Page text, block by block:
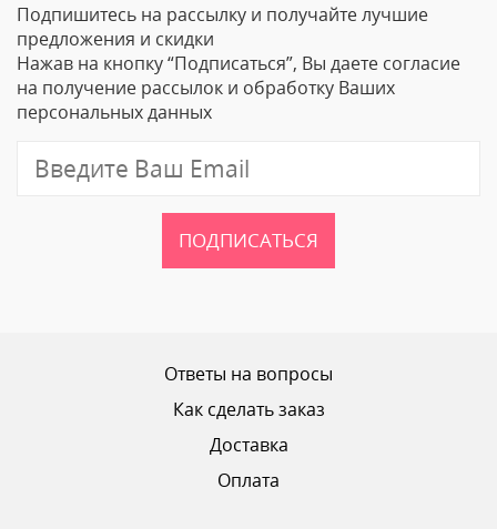
Ваше Имя
Email
ОТПРАВИТЬ ОТЗЫВ
Подпишитесь на рассылку и получайте лучшие
предложения и скидки
Нажав на кнопку “Подписаться”, Вы даете согласие
на получение рассылок и обработку Ваших
персональных данных
ПОДПИСАТЬСЯ
Ответы на вопросы
Как сделать заказ
Доставка
Оплата